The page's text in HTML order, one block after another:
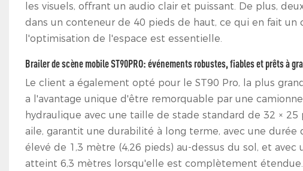
les visuels, offrant un audio clair et puissant. De plus,
dans un conteneur de 40 pieds de haut, ce qui en fait
l'optimisation de l'espace est essentielle.
Brailer de scène mobile ST90PRO: événements robustes, fiables et prêts à
Le client a également opté pour le ST90 Pro, la plus
a l'avantage unique d'être remorquable par une
hydraulique avec une taille de stade standard de 32 ×
aile, garantit une durabilité à long terme, avec une
élevé de 1,3 mètre (4,26 pieds) au-dessus du sol, et
atteint 6,3 mètres lorsqu'elle est complètement